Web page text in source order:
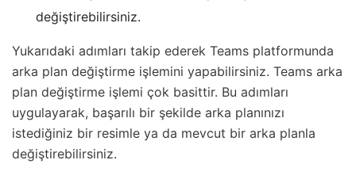
değiştirebilirsiniz.
Yukarıdaki adımları takip ederek Teams platformunda
arka plan değiştirme işlemini yapabilirsiniz. Teams arka
plan değiştirme işlemi çok basittir. Bu adımları
uygulayarak, başarılı bir şekilde arka planınızı
istediğiniz bir resimle ya da mevcut bir arka planla
değiştirebilirsiniz.